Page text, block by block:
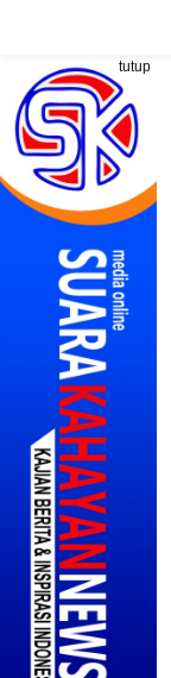
Langsung
konten
tutup